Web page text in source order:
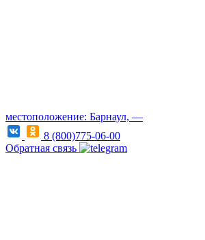
местоположение: Барнаул, —
8 (800)775-06-00
Обратная связь